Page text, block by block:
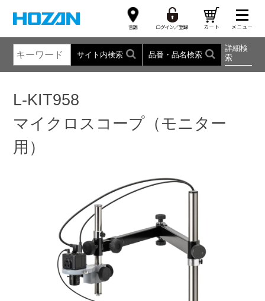
サイト内検索 品番・品名検索
詳細検
索
L-KIT958
マイクロスコープ（モニター
用）